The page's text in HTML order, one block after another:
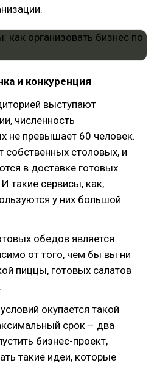
и конкуренция
выступают
численность
не превышает 60 человек.
столовых, и
в доставке готовых
такие сервисы, как,
у них большой
обедов является
от того, чем бы вы ни
пиццы, готовых салатов
окупается такой
срок – два
бизнес-проект,
такие идеи, которые